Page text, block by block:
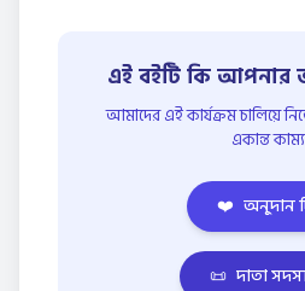
এই বইটি কি আপনার
আমাদের এই কার্যক্রম চালিয়ে
একান্ত
❤️ অনুদান
📜 দাতা